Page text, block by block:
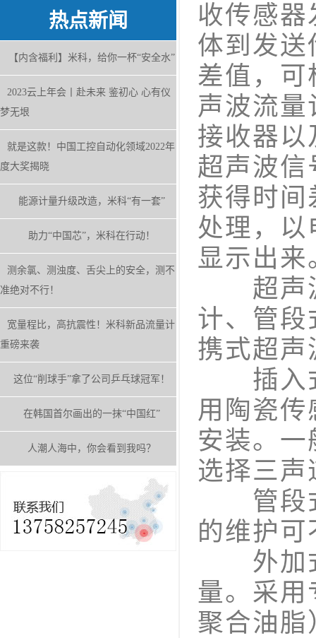
热点新闻
【内含福利】米科，给你一杯“安全水”
2023云上年会丨赴未来 鉴初心 心有仪
梦无垠
就是这款！中国工控自动化领域2022年
度大奖揭晓
能源计量升级改造，米科“有一套”
助力“中国芯”，米科在行动！
测余氯、测浊度、舌尖上的安全，测不
准绝对不行！
宽量程比，高抗震性！米科新品流量计
重磅来袭
这位“削球手”拿了公司乒乓球冠军！
在韩国首尔画出的一抹“中国红”
人潮人海中，你会看到我吗？
收传感
体到发送
差值，可
声波流
接收器以
超声波
获得时间
处理，
显示出来
超声波
计、管段
携式超声
插入式
用陶瓷
安装。
选择三声
管段式
的维护
外加式
量。采
聚合油脂